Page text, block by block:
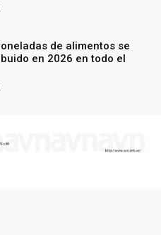
de alimentos se
en 2026 en todo el